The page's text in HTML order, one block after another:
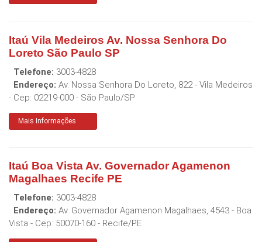
Itaú Vila Medeiros Av. Nossa Senhora Do
Loreto São Paulo SP
Telefone: 3003-4828
Endereço: Av. Nossa Senhora Do Loreto, 822 - Vila Medeiros
- Cep: 02219-000 - São Paulo/SP
Mais Informações
Itaú Boa Vista Av. Governador Agamenon
Magalhaes Recife PE
Telefone: 3003-4828
Endereço: Av. Governador Agamenon Magalhaes, 4543 - Boa
Vista - Cep: 50070-160 - Recife/PE